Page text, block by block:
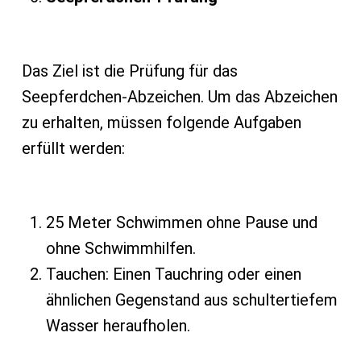
Das Ziel ist die Prüfung für das
Seepferdchen-Abzeichen. Um das Abzeichen
zu erhalten, müssen folgende Aufgaben
erfüllt werden:
25 Meter Schwimmen ohne Pause und
ohne Schwimmhilfen.
Tauchen: Einen Tauchring oder einen
ähnlichen Gegenstand aus schultertiefem
Wasser heraufholen.